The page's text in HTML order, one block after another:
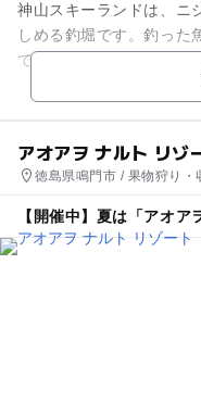
神山スキーランドは、ニ
しめる釣堀です。釣った
できるのも大きな魅力で
と安心。釣った魚は従量
アオアヲ ナルト リゾ
徳島県鳴門市 / 果物狩り
【開催中】夏は「アオ
しい縁日あそび体験